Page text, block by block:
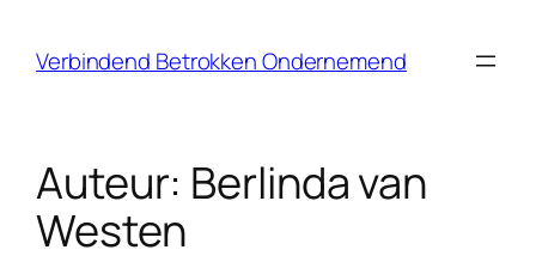
Verbindend Betrokken Ondernemend
Auteur: Berlinda van
Westen